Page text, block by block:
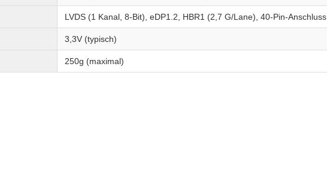
LVDS (1 Kanal, 8-Bit), eDP1.2, HBR1 (2,7 G/Lane), 40-Pin-Anschluss
3,3V (typisch)
250g (maximal)